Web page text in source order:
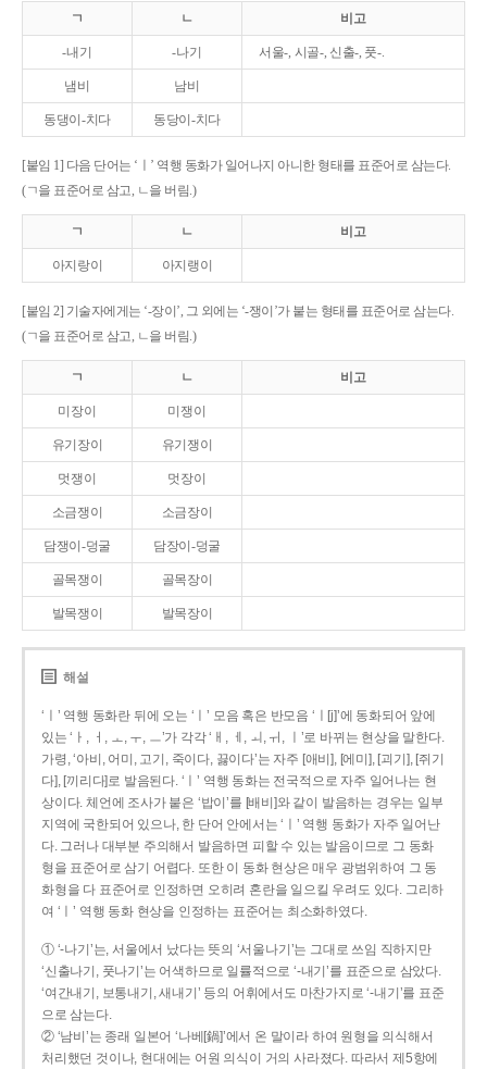
ㄱ ㄴ 비고
-내기 -나기 서울-, 시골-, 신출-, 풋-.
냄비 남비
동댕이-치다 동당이-치다
[붙임 1] 다음 단어는 ‘ㅣ’ 역행 동화가 일어나지 아니한 형태를 표준어로 삼는다.
(ㄱ을 표준어로 삼고, ㄴ을 버림.)
ㄱ ㄴ 비고
아지랑이 아지랭이
[붙임 2] 기술자에게는 ‘-장이’, 그 외에는 ‘-쟁이’가 붙는 형태를 표준어로 삼는다.
(ㄱ을 표준어로 삼고, ㄴ을 버림.)
ㄱ ㄴ 비고
미장이 미쟁이
유기장이 유기쟁이
멋쟁이 멋장이
소금쟁이 소금장이
담쟁이-덩굴 담장이-덩굴
골목쟁이 골목장이
발목쟁이 발목장이
해설
‘ㅣ’ 역행 동화란 뒤에 오는 ‘ㅣ’ 모음 혹은 반모음 ‘ㅣ[j]’에 동화되어 앞에
있는 ‘ㅏ, ㅓ, ㅗ, ㅜ, ㅡ’가 각각 ‘ㅐ, ㅔ, ㅚ, ㅟ, ㅣ’로 바뀌는 현상을 말한다.
가령, ‘아비, 어미, 고기, 죽이다, 끓이다’는 자주 [애비], [에미], [괴기], [쥐기
다], [끼리다]로 발음된다. ‘ㅣ’ 역행 동화는 전국적으로 자주 일어나는 현
상이다. 체언에 조사가 붙은 ‘밥이’를 [배비]와 같이 발음하는 경우는 일부
지역에 국한되어 있으나, 한 단어 안에서는 ‘ㅣ’ 역행 동화가 자주 일어난
다. 그러나 대부분 주의해서 발음하면 피할 수 있는 발음이므로 그 동화
형을 표준어로 삼기 어렵다. 또한 이 동화 현상은 매우 광범위하여 그 동
화형을 다 표준어로 인정하면 오히려 혼란을 일으킬 우려도 있다. 그리하
여 ‘ㅣ’ 역행 동화 현상을 인정하는 표준어는 최소화하였다.
① ‘-나기’는, 서울에서 났다는 뜻의 ‘서울나기’는 그대로 쓰임 직하지만
‘신출나기, 풋나기’는 어색하므로 일률적으로 ‘-내기’를 표준으로 삼았다.
‘여간내기, 보통내기, 새내기’ 등의 어휘에서도 마찬가지로 ‘-내기’를 표준
으로 삼는다.
② ‘남비’는 종래 일본어 ‘나베[鍋]’에서 온 말이라 하여 원형을 의식해서
처리했던 것이나, 현대에는 어원 의식이 거의 사라졌다. 따라서 제5항에